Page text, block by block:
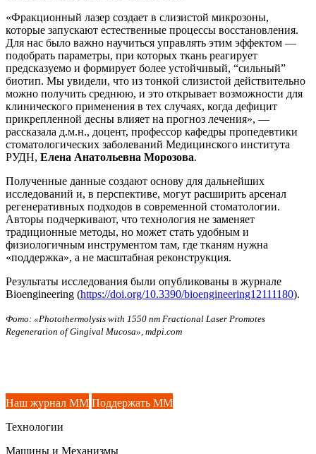
«Фракционный лазер создает в слизистой микрозоны,
которые запускают естественные процессы восстановления.
Для нас было важно научиться управлять этим эффектом —
подобрать параметры, при которых ткань реагирует
предсказуемо и формирует более устойчивый, “сильный”
биотип. Мы увидели, что из тонкой слизистой действительно
можно получить среднюю, и это открывает возможности для
клинического применения в тех случаях, когда дефицит
прикрепленной десны влияет на прогноз лечения», —
рассказала д.м.н., доцент, профессор кафедры пропедевтики
стоматологических заболеваний Медицинского института
РУДН, Елена Анатольевна Морозова.
Полученные данные создают основу для дальнейших
исследований и, в перспективе, могут расширить арсенал
регенеративных подходов в современной стоматологии.
Авторы подчеркивают, что технология не заменяет
традиционные методы, но может стать удобным и
физиологичным инструментом там, где тканям нужна
«поддержка», а не масштабная реконструкция.
Результаты исследования были опубликованы в журнале
Bioengineering (https://doi.org/10.3390/bioengineering12111180).
Фото: «Photothermolysis with 1550 nm Fractional Laser Promotes
Regeneration of Gingival Mucosa», mdpi.com
Наш журнал ММ Поддержать ММ
Технологии
Машины и Механизмы